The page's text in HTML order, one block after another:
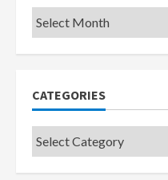
Pemkot
CATEGORIES
Categories